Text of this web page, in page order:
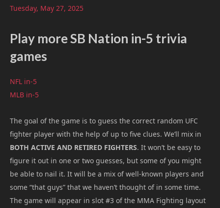
Tuesday, May 27, 2025
Play more SB Nation in-5 trivia
games
NFL in-5
MLB in-5
The goal of the game is to guess the correct random UFC
fighter player with the help of up to five clues. We’ll mix in
BOTH ACTIVE AND RETIRED FIGHTERS. It won’t be easy to
figure it out in one or two guesses, but some of you might
be able to nail it. It will be a mix of well-known players and
some “that guys” that we haven’t thought of in some time.
The game will appear in slot #3 of the MMA Fighting layout